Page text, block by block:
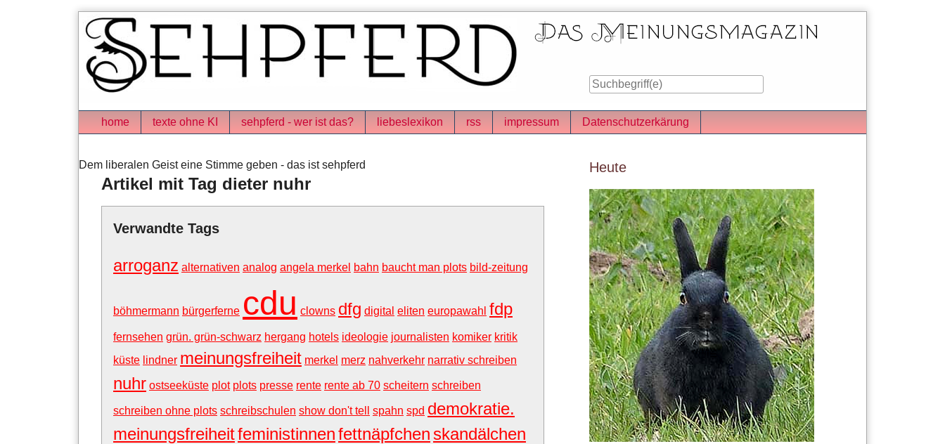
Navigation
home texte ohne KI sehpferd - wer ist das? liebeslexikon rss impressum Datenschutzerkärung
Dem liberalen Geist eine Stimme geben - das ist sehpferd
Artikel mit Tag dieter nuhr
Verwandte Tags
arroganz alternativen analog angela merkel bahn baucht man plots bild-zeitung
böhmermann bürgerferne cdu clowns dfg digital eliten europawahl fdp
fernsehen grün. grün-schwarz hergang hotels ideologie journalisten komiker kritik
küste lindner meinungsfreiheit merkel merz nahverkehr narrativ schreiben
nuhr ostseeküste plot plots presse rente rente ab 70 scheitern schreiben
schreiben ohne plots schreibschulen show don't tell spahn spd demokratie.
meinungsfreiheitfeministinnenfettnäpfchen skandälchen
Seitenleiste
Heute